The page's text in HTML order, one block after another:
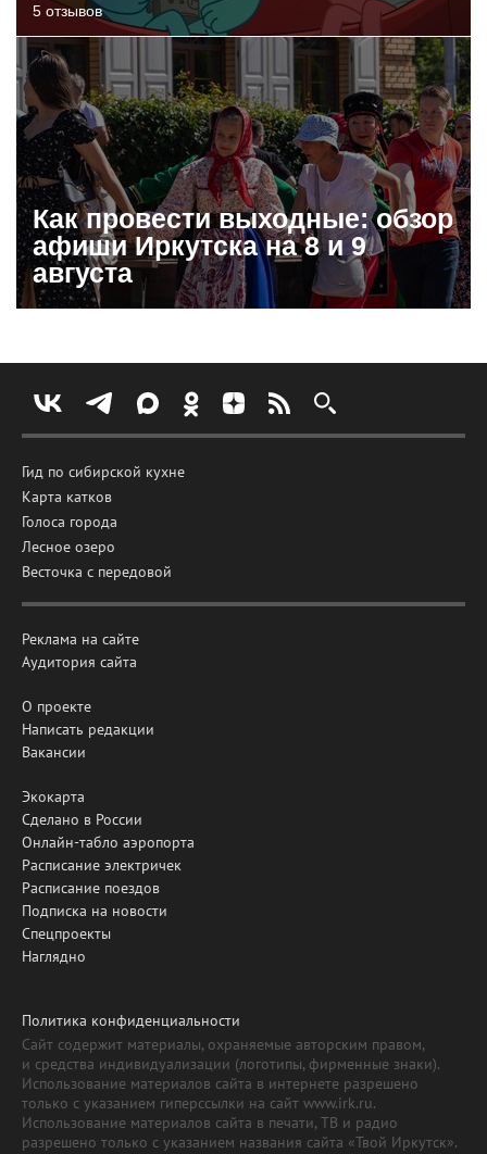
5 отзывов
Как провести выходные: обзор
афиши Иркутска на 8 и 9
августа
Гид по сибирской кухне
Карта катков
Голоса города
Лесное озеро
Весточка с передовой
Реклама на сайте
Аудитория сайта
О проекте
Написать редакции
Вакансии
Экокарта
Сделано в России
Онлайн-табло аэропорта
Расписание электричек
Расписание поездов
Подписка на новости
Спецпроекты
Наглядно
Политика конфиденциальности
Сайт содержит материалы, охраняемые авторским правом,
и средства индивидуализации (логотипы, фирменные знаки).
Использование материалов сайта в интернете разрешено
только с указанием гиперссылки на сайт www.irk.ru.
Использование материалов сайта в печати, ТВ и радио
разрешено только с указанием названия сайта «Твой Иркутск».